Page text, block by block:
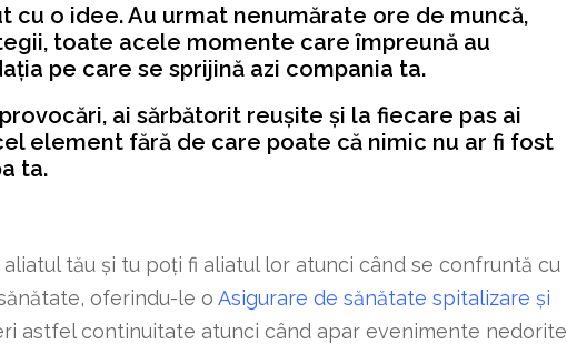
cu o idee. Au urmat nenumărate ore de muncă,
toate acele momente care împreună au
pe care se sprijină azi compania ta.
ai sărbătorit reușite și la fiecare pas ai
element fără de care poate că nimic nu ar fi fost
ta.
aliatul tău și tu poți fi aliatul lor atunci când se confruntă cu
oferindu-le o Asigurare de sănătate spitalizare și
astfel continuitate atunci când apar evenimente nedorite